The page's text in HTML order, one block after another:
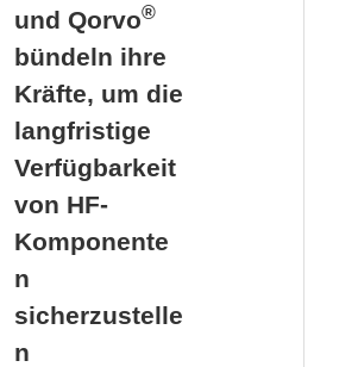
und Qorvo®
bündeln ihre
Kräfte, um die
langfristige
Verfügbarkeit
von HF-
Komponente
n
sicherzustelle
n